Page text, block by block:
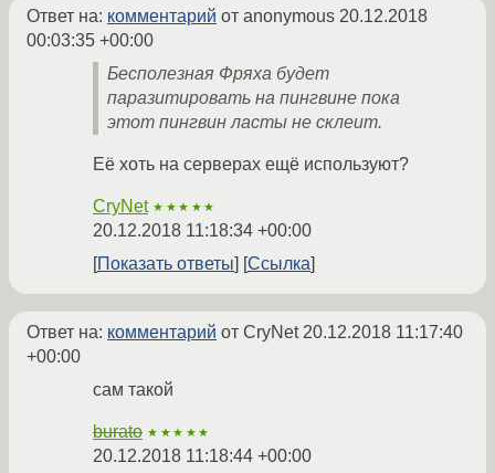
Ответ на: комментарий от anonymous 20.12.2018
00:03:35 +00:00
Бесполезная Фряха будет
паразитировать на пингвине пока
этот пингвин ласты не склеит.
Её хоть на серверах ещё используют?
CryNet ★★★★★
20.12.2018 11:18:34 +00:00
Показать ответы
Ссылка
Ответ на: комментарий от CryNet20.12.2018 11:17:40
+00:00
сам такой
burato ★★★★★
20.12.2018 11:18:44 +00:00